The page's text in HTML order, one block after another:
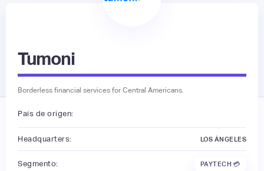
Tumoni
Borderless financial services for Central Americans.
País de origen:
Headquarters: LOS ÁNGELES
Segmento: PAYTECH 💳